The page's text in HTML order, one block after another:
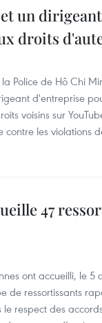
et un
droits
Police de Hô Chi
d'entreprise
voisins sur
contre les violations
47
ont accueilli, le 5
de ressortissants
respect des